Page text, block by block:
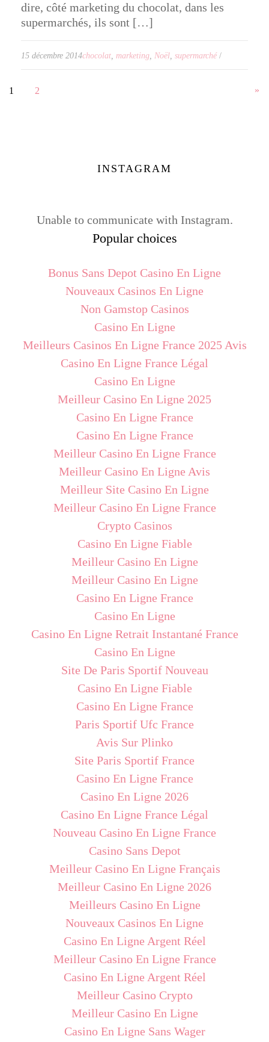
dire, côté marketing du chocolat, dans les
supermarchés, ils sont […]
15 décembre 2014chocolat, marketing, Noël, supermarché/
1 2 »
INSTAGRAM
Unable to communicate with Instagram.
Popular choices
Bonus Sans Depot Casino En Ligne
Nouveaux Casinos En Ligne
Non Gamstop Casinos
Casino En Ligne
Meilleurs Casinos En Ligne France 2025 Avis
Casino En Ligne France Légal
Casino En Ligne
Meilleur Casino En Ligne 2025
Casino En Ligne France
Casino En Ligne France
Meilleur Casino En Ligne France
Meilleur Casino En Ligne Avis
Meilleur Site Casino En Ligne
Meilleur Casino En Ligne France
Crypto Casinos
Casino En Ligne Fiable
Meilleur Casino En Ligne
Meilleur Casino En Ligne
Casino En Ligne France
Casino En Ligne
Casino En Ligne Retrait Instantané France
Casino En Ligne
Site De Paris Sportif Nouveau
Casino En Ligne Fiable
Casino En Ligne France
Paris Sportif Ufc France
Avis Sur Plinko
Site Paris Sportif France
Casino En Ligne France
Casino En Ligne 2026
Casino En Ligne France Légal
Nouveau Casino En Ligne France
Casino Sans Depot
Meilleur Casino En Ligne Français
Meilleur Casino En Ligne 2026
Meilleurs Casino En Ligne
Nouveaux Casinos En Ligne
Casino En Ligne Argent Réel
Meilleur Casino En Ligne France
Casino En Ligne Argent Réel
Meilleur Casino Crypto
Meilleur Casino En Ligne
Casino En Ligne Sans Wager